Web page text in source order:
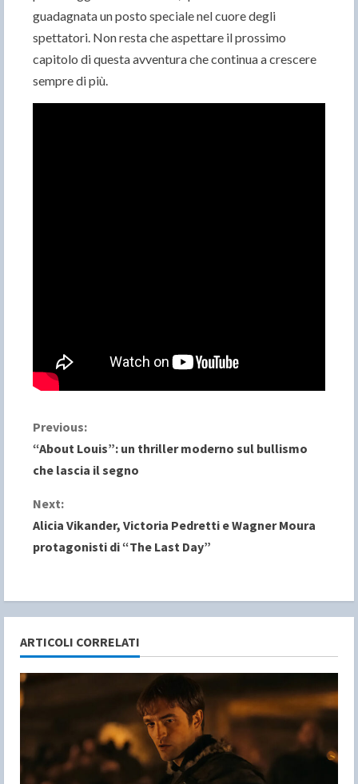
guadagnata un posto speciale nel cuore degli
spettatori. Non resta che aspettare il prossimo
capitolo di questa avventura che continua a crescere
sempre di più.
C
o
n
t
n
u
e
a
Previous:
“About Louis”: un thriller moderno sul bullismo
che lascia il segno
Next:
Alicia Vikander, Victoria Pedretti e Wagner Moura
protagonisti di “The Last Day”
ARTICOLI CORRELATI